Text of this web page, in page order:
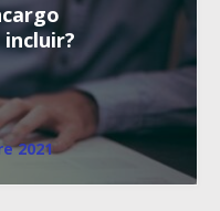
2021